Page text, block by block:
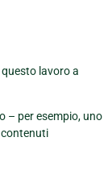
lavoro a
– per esempio, uno
contenuti